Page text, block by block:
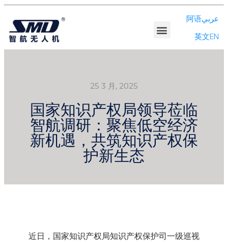
阿语عربي
英文EN
25 3 月, 2025
国家知识产权局领导莅临
智航调研：聚焦低空经济
新机遇，共筑知识产权保
护新生态
近日，国家知识产权局知识产权保护司一级巡视